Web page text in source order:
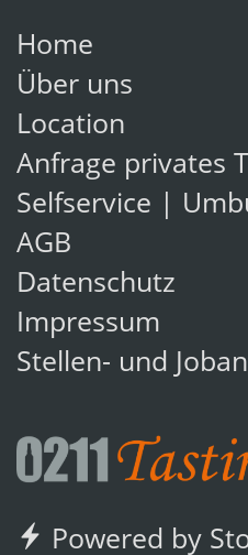
Home
Über uns
Location
Anfrage privates
Selfservice |
AGB
Datenschutz
Impressum
Stellen- und
Powered by